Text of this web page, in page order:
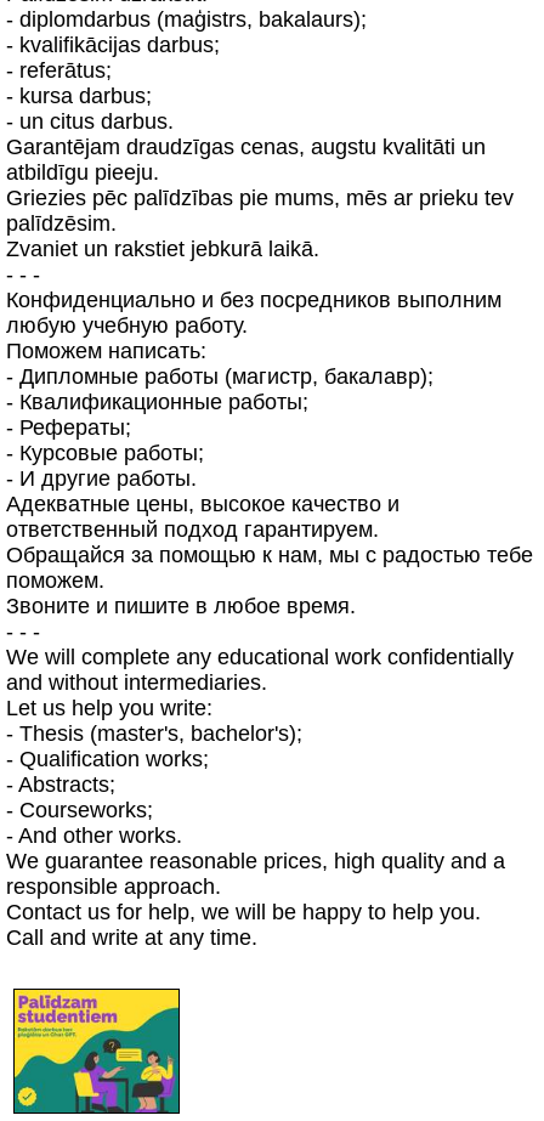
- diplomdarbus (maģistrs, bakalaurs);
- kvalifikācijas darbus;
- referātus;
- kursa darbus;
- un citus darbus.
Garantējam draudzīgas cenas, augstu kvalitāti un
atbildīgu pieeju.
Griezies pēc palīdzības pie mums, mēs ar prieku tev
palīdzēsim.
Zvaniet un rakstiet jebkurā laikā.
- - -
Конфиденциально и без посредников выполним
любую учебную работу.
Поможем написать:
- Дипломные работы (магистр, бакалавр);
- Квалификационные работы;
- Рефераты;
- Курсовые работы;
- И другие работы.
Адекватные цены, высокое качество и
ответственный подход гарантируем.
Обращайся за помощью к нам, мы с радостью тебе
поможем.
Звоните и пишите в любое время.
- - -
We will complete any educational work confidentially
and without intermediaries.
Let us help you write:
- Thesis (master's, bachelor's);
- Qualification works;
- Abstracts;
- Courseworks;
- And other works.
We guarantee reasonable prices, high quality and a
responsible approach.
Contact us for help, we will be happy to help you.
Call and write at any time.